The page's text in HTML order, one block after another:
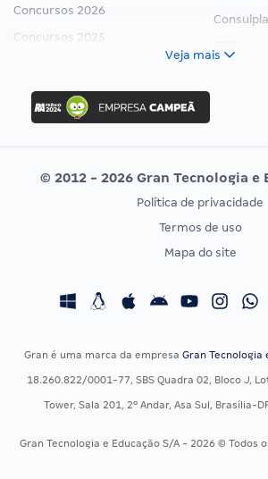
Concursos 2026
Concursos 2025
Concurso Ibama
Concurso MPU
Editais publicados
Vunesp
CONCURSOS POR PROFISSÃO
Concursos Fiscais
Concursos Saúde
Residência Multiprofissional
EXAME
Veja mais
© 2012 - 2026 Gran Tecnologia e
Política de privacidade
Termos de uso
Mapa do site
Gran é uma marca da empresa Gran Tecnologia
18.260.822/0001-77, SBS Quadra 02, Bloco J,
Tower, Sala 201, 2º Andar, Asa Sul, Brasília-
Gran Tecnologia e Educação S/A - 2026 © Todos